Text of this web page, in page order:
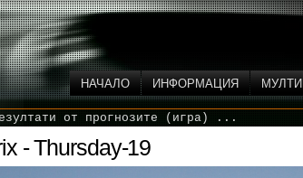
НАЧАЛО ИНФОРМАЦИЯ
от прогнозите (игра) ...
- Thursday-19